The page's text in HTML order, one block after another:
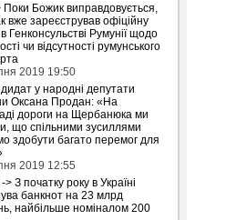
Поки Божик виправдовується,
вже зареєстрував офіційну
Генконсульстві Румунії щодо
чи відсутності румунського
2019 19:50
у народні депутати
Оксана Продан: «На
дороги на Щербанюка ми
що спільними зусиллями
здобути багато перемог для
2019 12:55
-> З початку року в Україні
банкнот на 23 млрд
найбільше номіналом 200